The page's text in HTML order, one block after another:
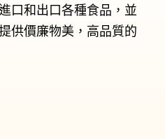
口和出口各種食品，並
供價廉物美，高品質的